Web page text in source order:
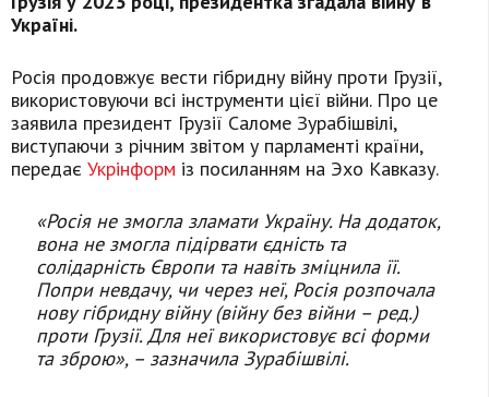
Україні.
Росія продовжує вести гібридну війну проти Грузії,
використовуючи всі інструменти цієї війни. Про це
заявила президент Грузії Саломе Зурабішвілі,
виступаючи з річним звітом у парламенті країни,
передає Укрінформ із посиланням на Эхо Кавказу.
«Росія не змогла зламати Україну. На додаток,
вона не змогла підірвати єдність та
солідарність Європи та навіть зміцнила її.
Попри невдачу, чи через неї, Росія розпочала
нову гібридну війну (війну без війни – ред.)
проти Грузії. Для неї використовує всі форми
та зброю», – зазначила Зурабішвілі.